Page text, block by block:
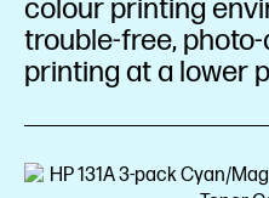
colour printing
trouble-free,
printing at a lower